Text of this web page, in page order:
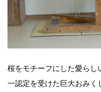
桜をモチーフにした愛らし
一認定を受けた巨大おみく